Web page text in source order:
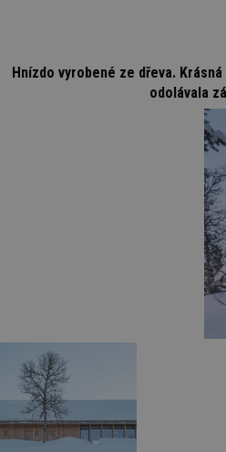
Hnízdo vyrobené ze dřeva.
odolávala